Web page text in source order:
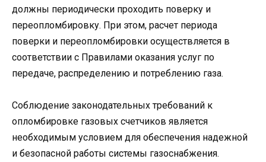
должны периодически проходить поверку и
переопломбировку. При этом, расчет периода
поверки и переопломбировки осуществляется в
соответствии с Правилами оказания услуг по
передаче, распределению и потреблению газа.
Соблюдение законодательных требований к
опломбировке газовых счетчиков является
необходимым условием для обеспечения надежной
и безопасной работы системы газоснабжения.